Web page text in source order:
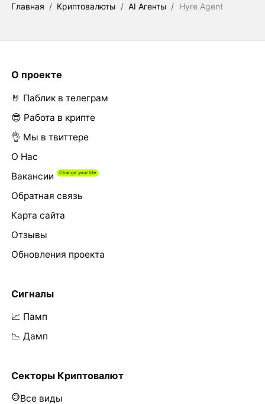
Главная / Криптовалюты / AI Агенты / Hyre Agent
О проекте
🤘 Паблик в телеграм
😎 Работа в крипте
👌 Мы в твиттере
О Нас
Вакансии
Обратная связь
Карта сайта
Отзывы
Обновления проекта
Сигналы
📈 Памп
📉 Дамп
Секторы Криптовалют
Все виды